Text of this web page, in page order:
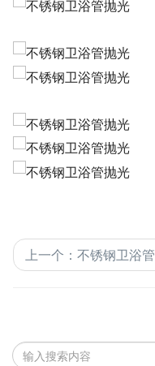
上一个 ： 不锈钢卫浴管